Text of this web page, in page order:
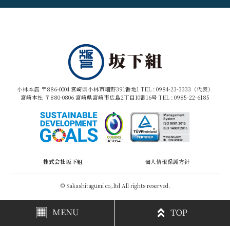
小林本店 〒886-0004 宮崎県小林市細野391番地1 TEL : 0984-23-3333（代表）
宮崎本社 〒880-0806 宮崎県宮崎市広島2丁目10番16号 TEL : 0985-22-6185
株式会社坂下組 個人情報保護方針
© Sakashitagumi co,.ltd All rights reserved.